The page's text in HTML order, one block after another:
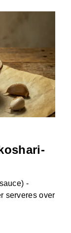
-
serveres over